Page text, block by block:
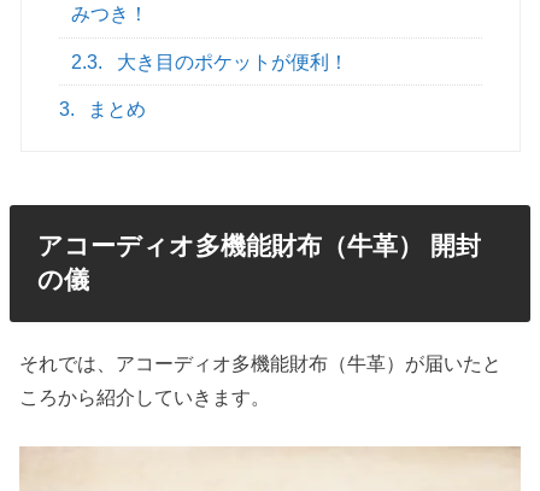
みつき！
2.3. 大き目のポケットが便利！
3. まとめ
アコーディオ多機能財布（牛革） 開封
の儀
それでは、アコーディオ多機能財布（牛革）が届いたと
ころから紹介していきます。